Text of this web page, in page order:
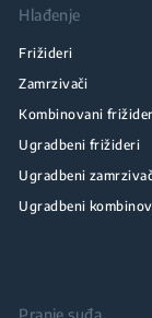
Hlađenje
Frižideri
Zamrzivači
Kombinovani
Ugradbeni frižideri
Ugradbeni
Ugradbeni
Pranje suđa